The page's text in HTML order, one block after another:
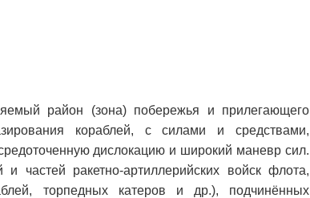
район (зона) побережья и прилегающего
кораблей, с силами и средствами,
дислокацию и широкий маневр сил.
и частей ракетно-артиллерийских войск флота,
торпедных катеров и др.), подчинённых